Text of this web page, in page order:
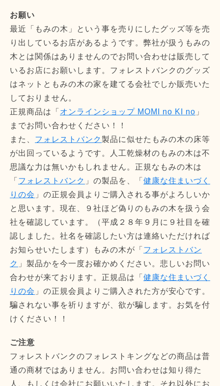
お願い
最近「もみの木」という事を売りにしたグッズ等を売
り出しているお店があるようです。弊社が扱うもみの
木とは関係はありませんのでお問い合わせは販売して
いるお店にお願いします。フォレストバンクのグッズ
はネットともみの木の家を建てる会社でしか販売いた
しておりません。
正規商品は「 オンラインショップ MOMI no KI no 」
までお問い合わせください！！
また、 フォレストバンク製品に似せたもみの木の床等
が出回っているようです。人工乾燥材のもみの木は不
思議な力は無いかもしれません。正規なもみの木は
「 フォレストバンク 」の製品を、「 健康な住まいづく
りの会 」の正規会員よりご購入される事がよろしいか
と思います。現在、９社ほど偽りのもみの木を扱う会
社を確認しています。（平成２８年９月に９社目を確
認しました。社名を確認したい方は連絡いただければ
お知らせいたします）もみの木が「 フォレストバン
ク 」製品かを今一度お確かめください。悲しいお問い
合わせが来ております。正規品は「 健康な住まいづく
りの会 」の正規会員よりご購入された方が安心です。
騙されない事を祈りますが、欲が騙します。お気を付
けください！！
ご注意
フォレストバンクのフォレストキングなどの商品は普
通の商材ではありません。お問い合わせは知り得た
人、もしくは会社にお願いいたします。それ以外にお